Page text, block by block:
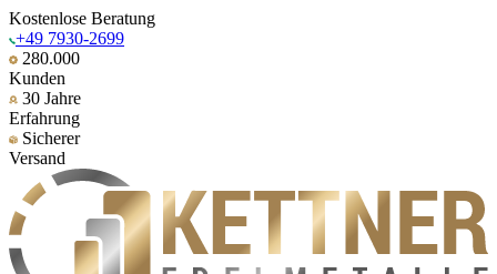
Kostenlose Beratung
+49 7930-2699
280.000
Kunden
30 Jahre
Erfahrung
Sicherer
Versand